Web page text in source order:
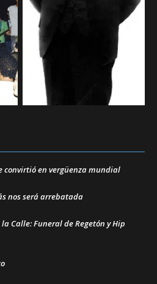
convirtió en vergüenza mundial
nos será arrebatada
la Calle: Funeral de Regetón y Hip